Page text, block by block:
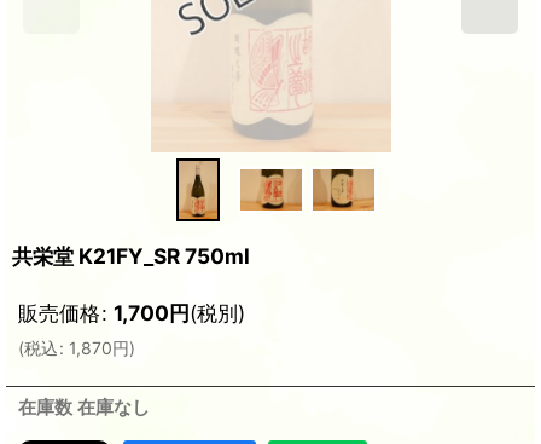
共栄堂 K21FY_SR 750ml
販売価格: 1,700円(税別)
(税込: 1,870円)
在庫数 在庫なし